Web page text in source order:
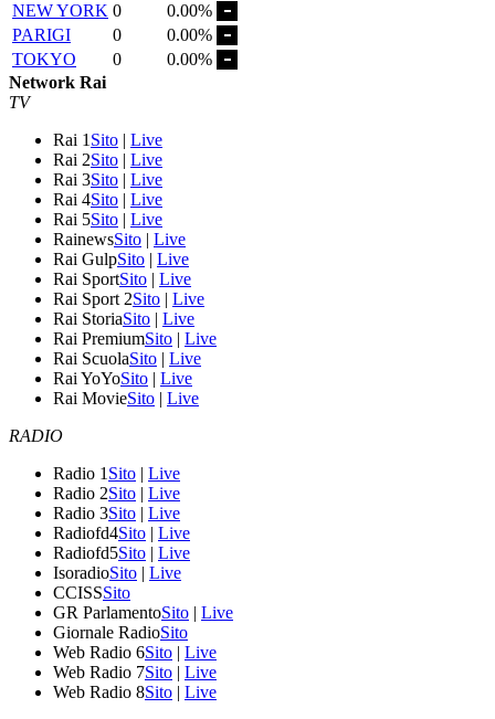
NEW YORK 0
0.00%
PARIGI
0
0.00%
TOKYO
0
0.00%
Network Rai
TV
Rai 1 Sito | Live
Rai 2Sito | Live
Rai 3Sito | Live
Rai 4Sito | Live
Rai 5Sito | Live
RainewsSito | Live
Rai GulpSito | Live
Rai SportSito | Live
Rai Sport 2Sito | Live
Rai StoriaSito | Live
Rai PremiumSito | Live
Rai ScuolaSito | Live
Rai YoYoSito | Live
Rai MovieSito | Live
RADIO
Radio 1 Sito | Live
Radio 2Sito | Live
Radio 3Sito | Live
Radiofd4Sito | Live
Radiofd5Sito | Live
IsoradioSito | Live
CCISSSito
GR ParlamentoSito | Live
Giornale RadioSito
Web Radio 6Sito | Live
Web Radio 7Sito | Live
Web Radio 8Sito | Live